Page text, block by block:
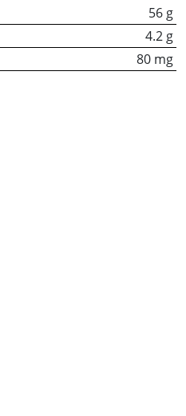
56 g
4.2 g
80 mg